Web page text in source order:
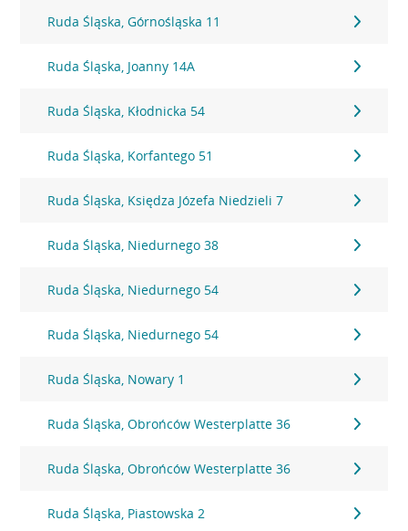
Ruda Śląska, Górnośląska 11
Ruda Śląska, Joanny 14A
Ruda Śląska, Kłodnicka 54
Ruda Śląska, Korfantego 51
Ruda Śląska, Księdza Józefa Niedzieli 7
Ruda Śląska, Niedurnego 38
Ruda Śląska, Niedurnego 54
Ruda Śląska, Niedurnego 54
Ruda Śląska, Nowary 1
Ruda Śląska, Obrońców Westerplatte 36
Ruda Śląska, Obrońców Westerplatte 36
Ruda Śląska, Piastowska 2